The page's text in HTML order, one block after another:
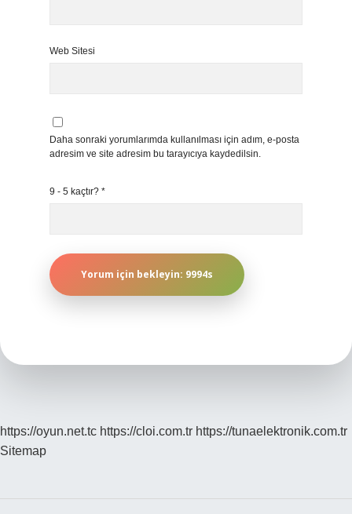
Web Sitesi
Daha sonraki yorumlarımda kullanılması için adım, e-posta
adresim ve site adresim bu tarayıcıya kaydedilsin.
9 - 5 kaçtır? *
https://oyun.net.tc https://cloi.com.tr https://tunaelektronik.com.tr
Sitemap